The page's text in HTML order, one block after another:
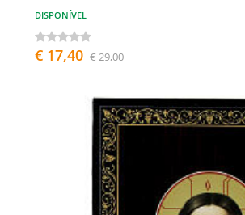
DISPONÍVEL
€ 17,40 € 29,00